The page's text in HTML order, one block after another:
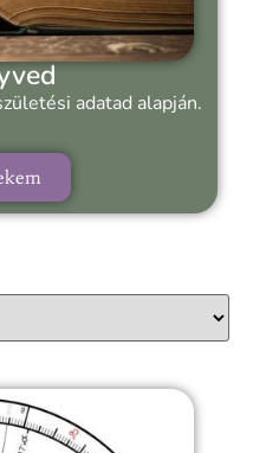
adatad alapján.